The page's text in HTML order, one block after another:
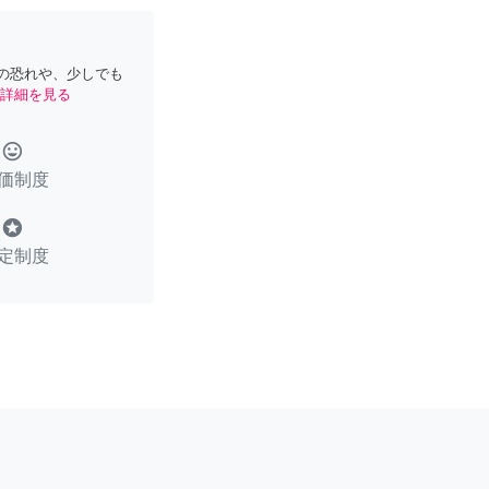
恐れや、少しでも
詳細を見る
tag_faces
制度
stars
制度